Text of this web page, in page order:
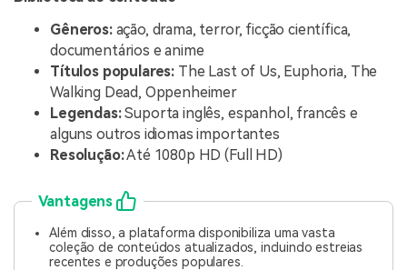
Gêneros:ação, drama, terror, ficção científica,
documentários e anime
Títulos populares: The Last of Us, Euphoria, The
Walking Dead, Oppenheimer
Legendas:Suporta inglês, espanhol, francês e
alguns outros idiomas importantes
Resolução:Até 1080p HD (Full HD)
Vantagens
Além disso, a plataforma disponibiliza uma vasta
coleção de conteúdos atualizados, incluindo estreias
recentes e produções populares.